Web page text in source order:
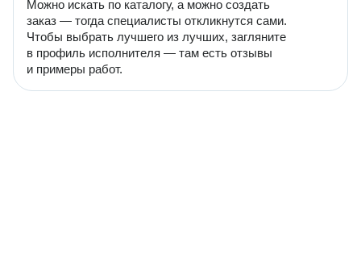
Можно искать по каталогу, а можно создать
заказ — тогда специалисты откликнутся сами.
Чтобы выбрать лучшего из лучших, загляните
в профиль исполнителя — там есть отзывы
и примеры работ.